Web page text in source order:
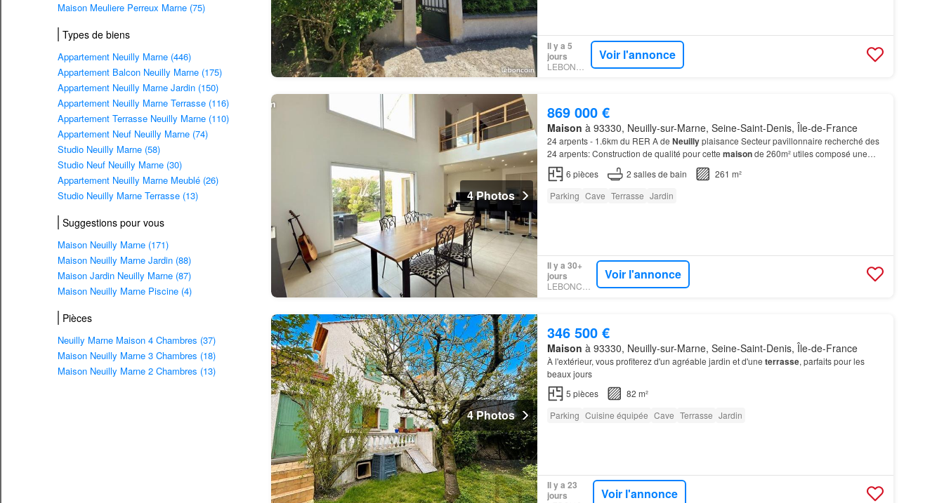
Maison Meuliere Perreux Marne (75)
Types de biens
Appartement Neuilly Marne (446)
Appartement Balcon Neuilly Marne (175)
Appartement Neuilly Marne Jardin (150)
Appartement Neuilly Marne Terrasse (116)
Appartement Terrasse Neuilly Marne (110)
Appartement Neuf Neuilly Marne (74)
Studio Neuilly Marne (58)
Studio Neuf Neuilly Marne (30)
Appartement Neuilly Marne Meublé (26)
Studio Neuilly Marne Terrasse (13)
Suggestions pour vous
Maison Neuilly Marne (171)
Maison Neuilly Marne Jardin (88)
Maison Jardin Neuilly Marne (87)
Maison Neuilly Marne Piscine (4)
Pièces
Neuilly Marne Maison 4 Chambres (37)
Maison Neuilly Marne 3 Chambres (18)
Maison Neuilly Marne 2 Chambres (13)
Il y a 5
jours
Voir l'annonce
4 Photos
869 000 €
Maison à 93330, Neuilly-sur-Marne, Seine-Saint-Denis, Île-de-France
24 arpents - 1.6km du RER A de Neuillyplaisance Secteur pavillonnaire recherché des
24 arpents: Construction de qualité pour cette maisonde 260m² utiles composé une
entrée avec placard, d'un séjour (avec plus de 5 mètres de…
6 pièces 2 salles de bain
261 m²
Parking Cave Terrasse Jardin
Il y a 30+
jours
Voir l'annonce
4 Photos
346 500 €
Maison à 93330, Neuilly-sur-Marne, Seine-Saint-Denis, Île-de-France
À l'extérieur, vous profiterez d'un agréable jardin et d'une terrasse, parfaits pour les
beaux jours
5 pièces
82 m²
Parking Cuisine équipée Cave Terrasse Jardin
Il y a 23
jours
Voir l'annonce